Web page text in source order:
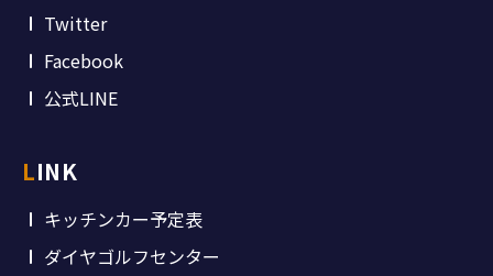
Twitter
Facebook
公式LINE
LINK
キッチンカー予定表
ダイヤゴルフセンター